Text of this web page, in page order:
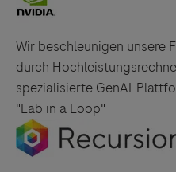
Wir beschleunigen unsere
durch
spezialisierte GenAI-
"Lab in a Loop"
Drittinformationen und